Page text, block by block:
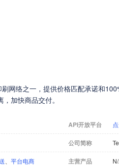
网络之一，提供价格匹配承诺和
加快商品交付。
API开放平台
公司简称
平台电商 主营产品